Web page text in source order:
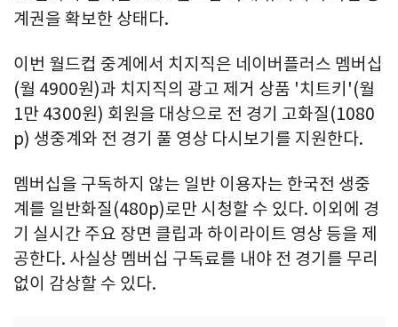
계권을 확보한 상태다.
이번 월드컵 중계에서 치지직은 네이버플러스 멤버십
(월 4900원)과 치지직의 광고 제거 상품 '치트키'(월
1만 4300원) 회원을 대상으로 전 경기 고화질(1080
p) 생중계와 전 경기 풀 영상 다시보기를 지원한다.
멤버십을 구독하지 않는 일반 이용자는 한국전 생중
계를 일반화질(480p)로만 시청할 수 있다. 이외에 경
기 실시간 주요 장면 클립과 하이라이트 영상 등을 제
공한다. 사실상 멤버십 구독료를 내야 전 경기를 무리
없이 감상할 수 있다.